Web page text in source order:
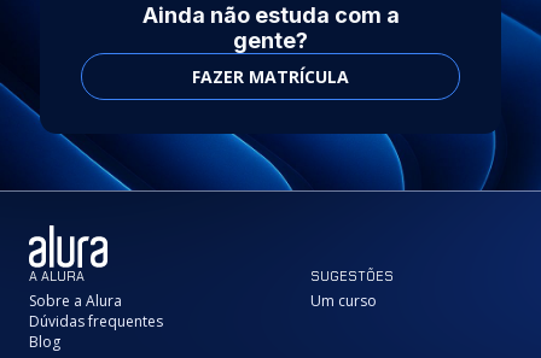
Ainda não estuda com a
gente?
FAZER MATRÍCULA
A ALURA
Sobre a Alura
Dúvidas frequentes
Blog
SUGESTÕES
Um curso